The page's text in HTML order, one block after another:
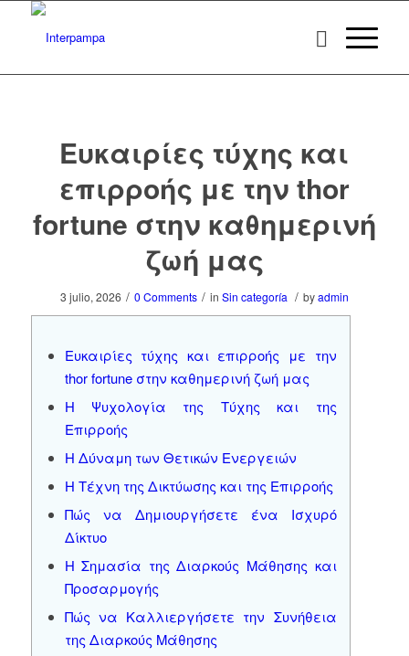
Ευκαιρίες τύχης και
επιρροής με την thor
fortune στην καθημερινή
ζωή μας
3 julio, 2026 / 0 Comments / in Sin categoría / byadmin
Ευκαιρίες τύχης και επιρροής με την
thor fortune στην καθημερινή ζωή μας
Η Ψυχολογία της Τύχης και της
Επιρροής
Η Δύναμη των Θετικών Ενεργειών
Η Τέχνη της Δικτύωσης και της Επιρροής
Πώς να Δημιουργήσετε ένα Ισχυρό
Δίκτυο
Η Σημασία της Διαρκούς Μάθησης και
Προσαρμογής
Πώς να Καλλιεργήσετε την Συνήθεια
της Διαρκούς Μάθησης